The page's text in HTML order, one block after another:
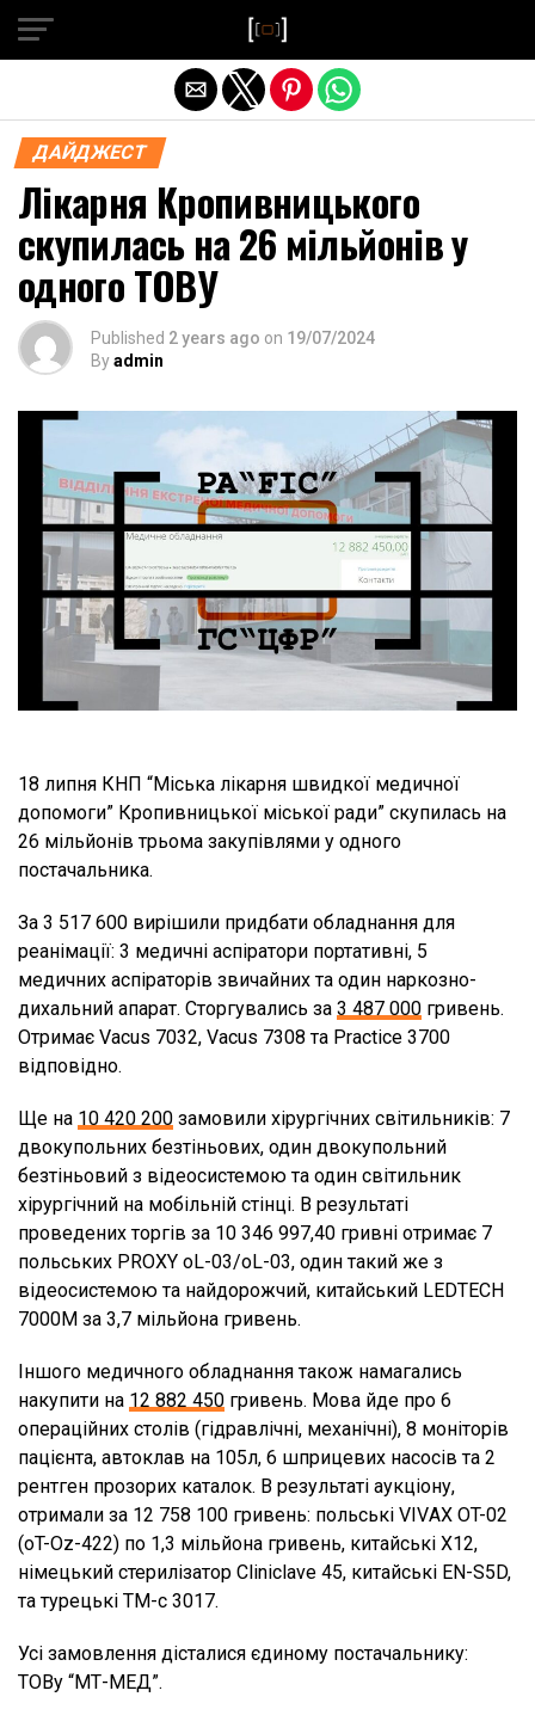
ДАЙДЖЕСТ
Лікарня Кропивницького
скупилась на 26 мільйонів у
одного ТОВУ
Published 2 years ago on 19/07/2024
Byadmin
18 липня КНП “Міська лікарня швидкої медичної
допомоги” Кропивницької міської ради” скупилась на
26 мільйонів трьома закупівлями у одного
постачальника.
За 3 517 600 вирішили придбати обладнання для
реанімації: 3 медичні аспіратори портативні, 5
медичних аспіраторів звичайних та один наркозно-
дихальний апарат. Сторгувались за 3 487 000 гривень.
Отримає Vacus 7032, Vacus 7308 та Practice 3700
відповідно.
Ще на 10 420 200 замовили хірургічних світильників: 7
двокупольних безтіньових, один двокупольний
безтіньовий з відеосистемою та один світильник
хірургічний на мобільній стінці. В результаті
проведених торгів за 10 346 997,40 гривні отримає 7
польських PROXY oL-03/oL-03, один такий же з
відеосистемою та найдорожчий, китайський LEDTECH
7000М за 3,7 мільйона гривень.
Іншого медичного обладнання також намагались
накупити на 12 882 450 гривень. Мова йде про 6
операційних столів (гідравлічні, механічні), 8 моніторів
пацієнта, автоклав на 105л, 6 шприцевих насосів та 2
рентген прозорих каталок. В результаті аукціону,
отримали за 12 758 100 гривень: польські VIVАX OT-02
(oT-Oz-422) по 1,3 мільйона гривень, китайські Х12,
німецький стерилізатор Cliniclave 45, китайські EN-S5D,
та турецькі TM-с 3017.
Усі замовлення дісталися єдиному постачальнику:
ТОВу “МТ-МЕД”.
Exit mobile version